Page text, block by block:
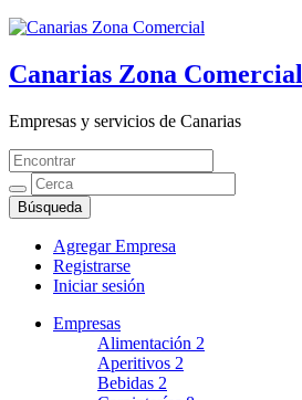
Canarias Zona Comercial
Empresas y servicios de Canarias
Agregar Empresa
Registrarse
Iniciar sesión
Empresas
Alimentación 2
Aperitivos 2
Bebidas 2